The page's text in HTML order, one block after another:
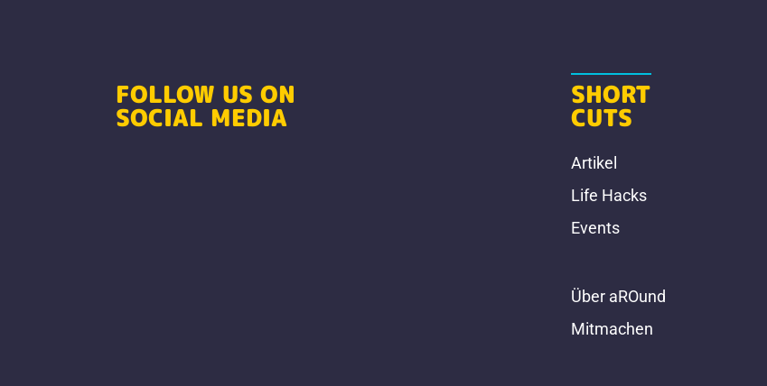
FOLLOW US ON
SOCIAL MEDIA
SHORT
CUTS
Artikel
Life Hacks
Events
Über aROund
Mitmachen